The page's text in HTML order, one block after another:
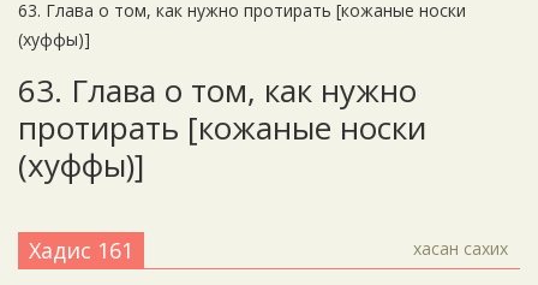
63. Глава о том, как нужно протирать [кожаные носки
(хуффы)]
63. Глава о том, как нужно
протирать [кожаные носки
(хуффы)]
Хадис 161 хасан сахих